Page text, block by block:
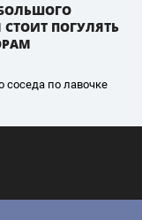
ПОГУЛЯТЬ
соседа по лавочке